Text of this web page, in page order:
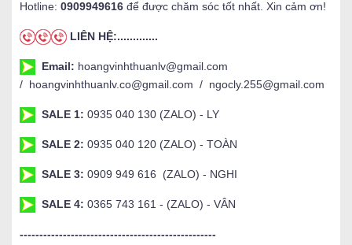
Hotline: 0909949616 để được chăm sóc tốt nhất. Xin cảm ơn!
LIÊN HỆ:.............
Email: hoangvinhthuanlv@gmail.com
/ hoangvinhthuanlv.co@gmail.com / ngocly.255@gmail.com
SALE 1: 0935 040 130 (ZALO) - LY
SALE 2: 0935 040 120 (ZALO) - TOÀN
SALE 3: 0909 949 616 (ZALO) - NGHI
SALE 4: 0365 743 161 - (ZALO) - VÂN
--------------------------------------------------